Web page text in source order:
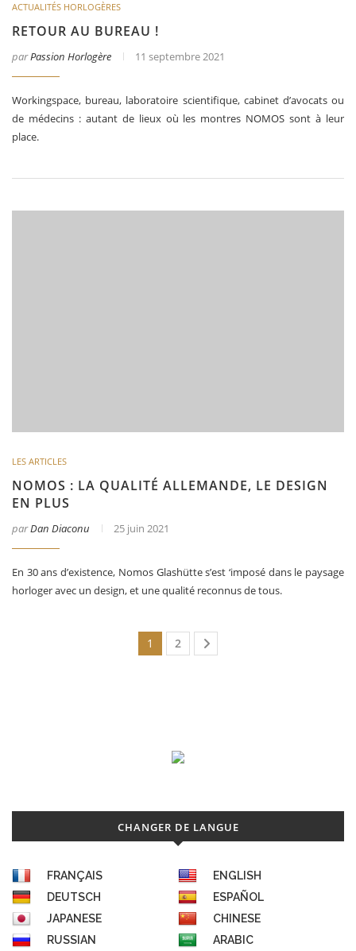
ACTUALITÉS HORLOGÈRES
RETOUR AU BUREAU !
parPassion Horlogère 11 septembre 2021
Workingspace, bureau, laboratoire scientifique, cabinet d’avocats ou
de médecins : autant de lieux où les montres NOMOS sont à leur
place.
LES ARTICLES
NOMOS : LA QUALITÉ ALLEMANDE, LE DESIGN
EN PLUS
parDan Diaconu 25 juin 2021
En 30 ans d’existence, Nomos Glashütte s’est ‘imposé dans le paysage
horloger avec un design, et une qualité reconnus de tous.
1 2
CHANGER DE LANGUE
FRANÇAIS
ENGLISH
DEUTSCH
ESPAÑOL
JAPANESE
CHINESE
RUSSIAN
ARABIC